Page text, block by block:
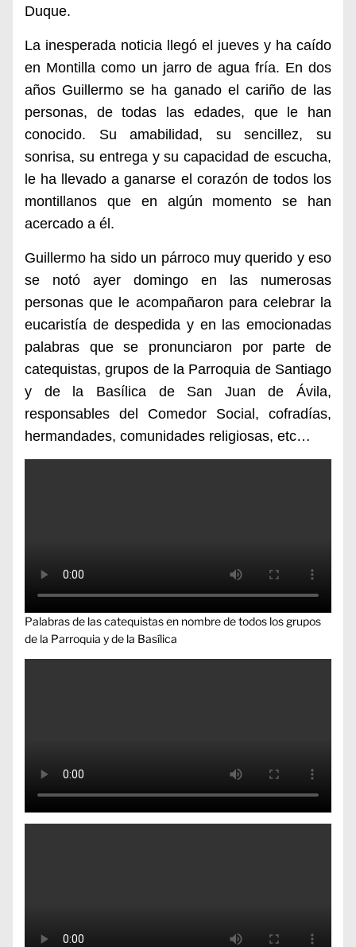
Duque.
La inesperada noticia llegó el jueves y ha caído
en Montilla como un jarro de agua fría. En dos
años Guillermo se ha ganado el cariño de las
personas, de todas las edades, que le han
conocido. Su amabilidad, su sencillez, su
sonrisa, su entrega y su capacidad de escucha,
le ha llevado a ganarse el corazón de todos los
montillanos que en algún momento se han
acercado a él.
Guillermo ha sido un párroco muy querido y eso
se notó ayer domingo en las numerosas
personas que le acompañaron para celebrar la
eucaristía de despedida y en las emocionadas
palabras que se pronunciaron por parte de
catequistas, grupos de la Parroquia de Santiago
y de la Basílica de San Juan de Ávila,
responsables del Comedor Social, cofradías,
hermandades, comunidades religiosas, etc…
Palabras de las catequistas en nombre de todos los grupos
de la Parroquia y de la Basílica